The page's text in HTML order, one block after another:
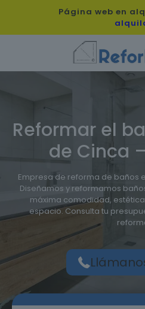
Página web en
Reformar el
de Cinca
Empresa de reforma de baños
Diseñamos y reformamos
máxima comodidad,
espacio. Consulta tu